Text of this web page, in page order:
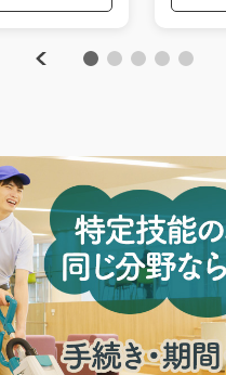
Previous